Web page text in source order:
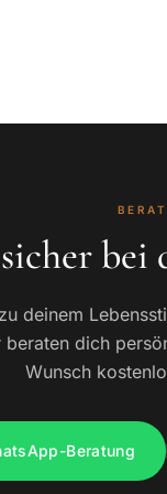
bei
deinem
beraten dich
Wunsch
Beratung